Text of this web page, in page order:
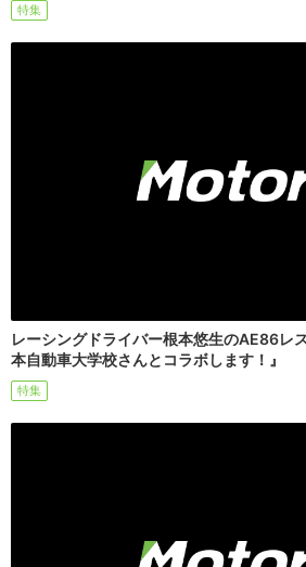
特集
レーシングドライバー根本悠生のAE86レ
本自動車大学校さんとコラボします！』
特集